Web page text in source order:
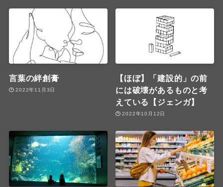
言葉の絆創膏
2022年11月3日
【ほぼ】「建設的」の前
には破壊があるものと考
えている【ジェンガ】
2022年10月12日